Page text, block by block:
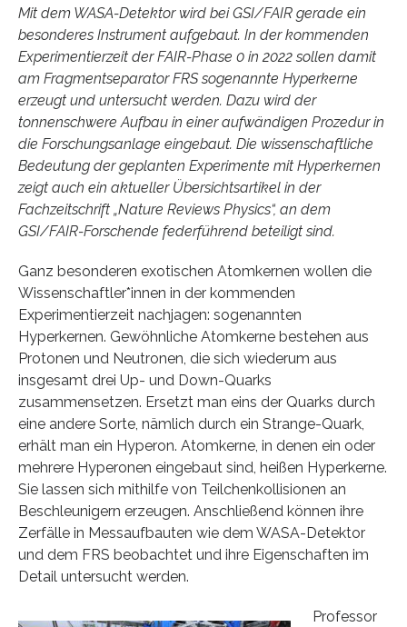
Mit dem WASA-Detektor wird bei GSI/FAIR gerade ein
besonderes Instrument aufgebaut. In der kommenden
Experimentierzeit der FAIR-Phase 0 in 2022 sollen damit
am Fragmentseparator FRS sogenannte Hyperkerne
erzeugt und untersucht werden. Dazu wird der
tonnenschwere Aufbau in einer aufwändigen Prozedur in
die Forschungsanlage eingebaut. Die wissenschaftliche
Bedeutung der geplanten Experimente mit Hyperkernen
zeigt auch ein aktueller Übersichtsartikel in der
Fachzeitschrift „Nature Reviews Physics“, an dem
GSI/FAIR-Forschende federführend beteiligt sind.
Ganz besonderen exotischen Atomkernen wollen die
Wissenschaftler*innen in der kommenden
Experimentierzeit nachjagen: sogenannten
Hyperkernen. Gewöhnliche Atomkerne bestehen aus
Protonen und Neutronen, die sich wiederum aus
insgesamt drei Up- und Down-Quarks
zusammensetzen. Ersetzt man eins der Quarks durch
eine andere Sorte, nämlich durch ein Strange-Quark,
erhält man ein Hyperon. Atomkerne, in denen ein oder
mehrere Hyperonen eingebaut sind, heißen Hyperkerne.
Sie lassen sich mithilfe von Teilchenkollisionen an
Beschleunigern erzeugen. Anschließend können ihre
Zerfälle in Messaufbauten wie dem WASA-Detektor
und dem FRS beobachtet und ihre Eigenschaften im
Detail untersucht werden.
Professor